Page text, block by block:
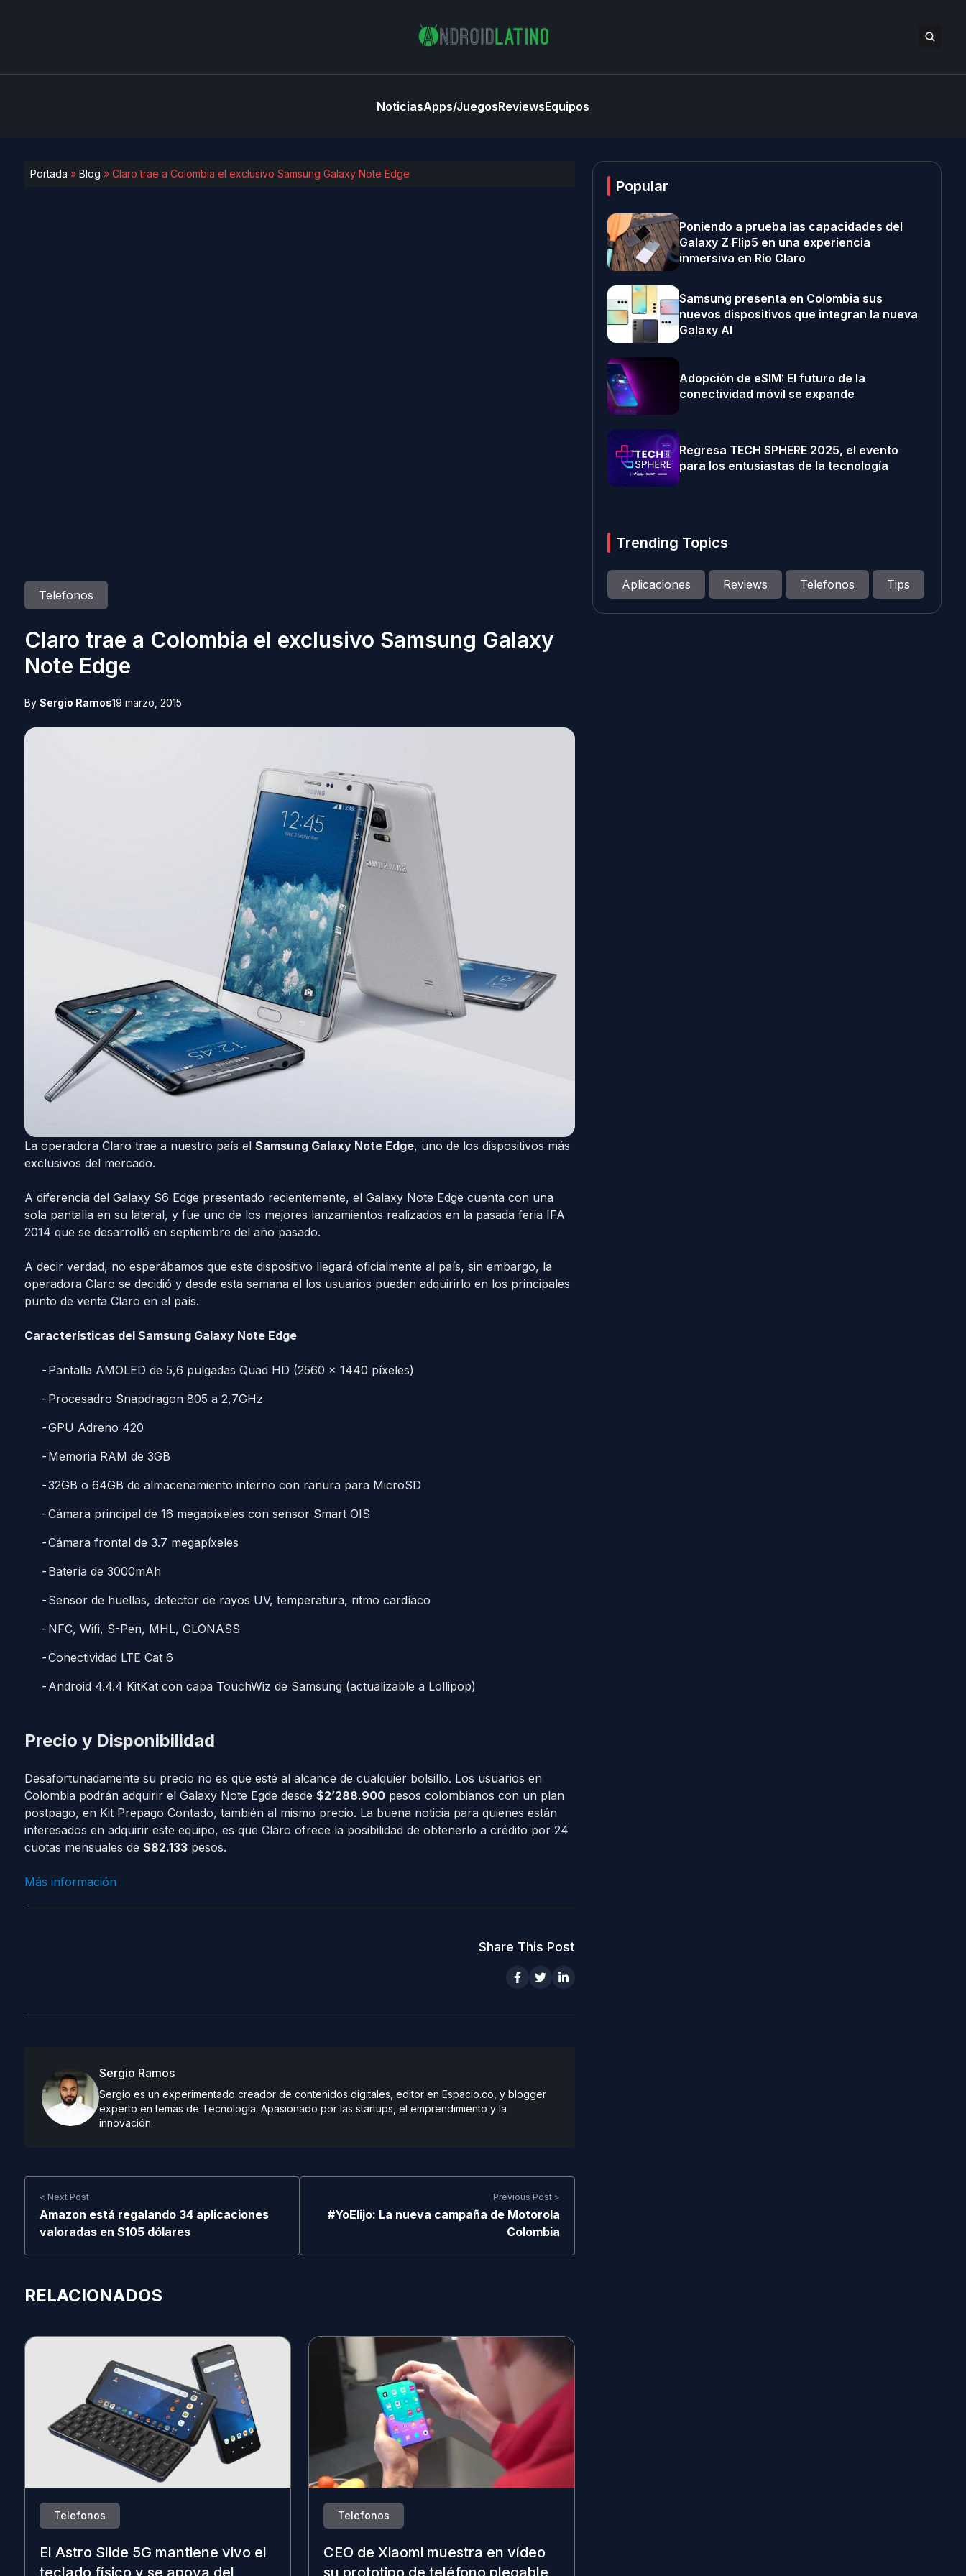
NoticiasApps/JuegosReviewsEquipos
Portada » Blog » Claro trae a Colombia el exclusivo Samsung Galaxy Note Edge
Telefonos
Claro trae a Colombia el exclusivo Samsung Galaxy
Note Edge
By Sergio Ramos19 marzo, 2015
La operadora Claro trae a nuestro país el Samsung Galaxy Note Edge, uno de los dispositivos más
exclusivos del mercado.
A diferencia del Galaxy S6 Edge presentado recientemente, el Galaxy Note Edge cuenta con una
sola pantalla en su lateral, y fue uno de los mejores lanzamientos realizados en la pasada feria IFA
2014 que se desarrolló en septiembre del año pasado.
A decir verdad, no esperábamos que este dispositivo llegará oficialmente al país, sin embargo, la
operadora Claro se decidió y desde esta semana el los usuarios pueden adquirirlo en los principales
punto de venta Claro en el país.
Características del Samsung Galaxy Note Edge
Pantalla AMOLED de 5,6 pulgadas Quad HD (2560 x 1440 píxeles)
Procesadro Snapdragon 805 a 2,7GHz
GPU Adreno 420
Memoria RAM de 3GB
32GB o 64GB de almacenamiento interno con ranura para MicroSD
Cámara principal de 16 megapíxeles con sensor Smart OIS
Cámara frontal de 3.7 megapíxeles
Batería de 3000mAh
Sensor de huellas, detector de rayos UV, temperatura, ritmo cardíaco
NFC, Wifi, S-Pen, MHL, GLONASS
Conectividad LTE Cat 6
Android 4.4.4 KitKat con capa TouchWiz de Samsung (actualizable a Lollipop)
Precio y Disponibilidad
Desafortunadamente su precio no es que esté al alcance de cualquier bolsillo. Los usuarios en
Colombia podrán adquirir el Galaxy Note Egde desde $2’288.900pesos colombianos con un plan
postpago, en Kit Prepago Contado, también al mismo precio. La buena noticia para quienes están
interesados en adquirir este equipo, es que Claro ofrece la posibilidad de obtenerlo a crédito por 24
cuotas mensuales de $82.133pesos.
Más información
Share This Post
Sergio Ramos
Sergio es un experimentado creador de contenidos digitales, editor en Espacio.co, y blogger
experto en temas de Tecnología. Apasionado por las startups, el emprendimiento y la
innovación.
< Next Post
Amazon está regalando 34 aplicaciones
valoradas en $105 dólares
Previous Post >
#YoElijo: La nueva campaña de Motorola
Colombia
RELACIONADOS
Telefonos
El Astro Slide 5G mantiene vivo el
Telefonos
CEO de Xiaomi muestra en vídeo
Popular
Poniendo a prueba las capacidades del
Galaxy Z Flip5 en una experiencia
inmersiva en Río Claro
Samsung presenta en Colombia sus
nuevos dispositivos que integran la nueva
Galaxy AI
Adopción de eSIM: El futuro de la
conectividad móvil se expande
Regresa TECH SPHERE 2025, el evento
para los entusiastas de la tecnología
Trending Topics
Aplicaciones Reviews Telefonos Tips